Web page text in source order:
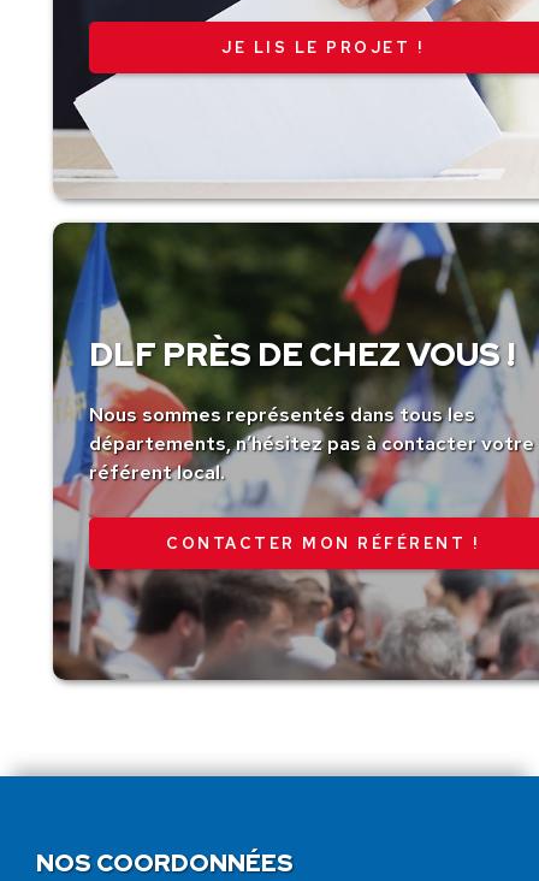
JE LIS LE PROJET !
DLF PRÈS DE CHEZ VOUS !
Nous sommes représentés dans tous les
départements, n’hésitez pas à contacter votre
référent local.
CONTACTER MON RÉFÉRENT !
NOS COORDONNÉES